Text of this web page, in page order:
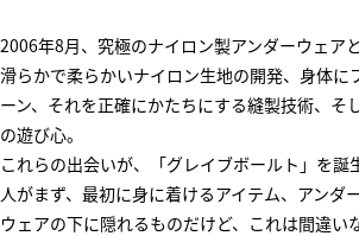
2006年8月、究極のナイロン製アンダーウェア
滑らかで柔らかいナイロン生地の開発、身体に
ーン、それを正確にかたちにする縫製技術、そ
の遊び心。
これらの出会いが、「グレイブボールト」を誕
人がまず、最初に身に着けるアイテム、アンダー
ウェアの下に隠れるものだけど、これは間違い